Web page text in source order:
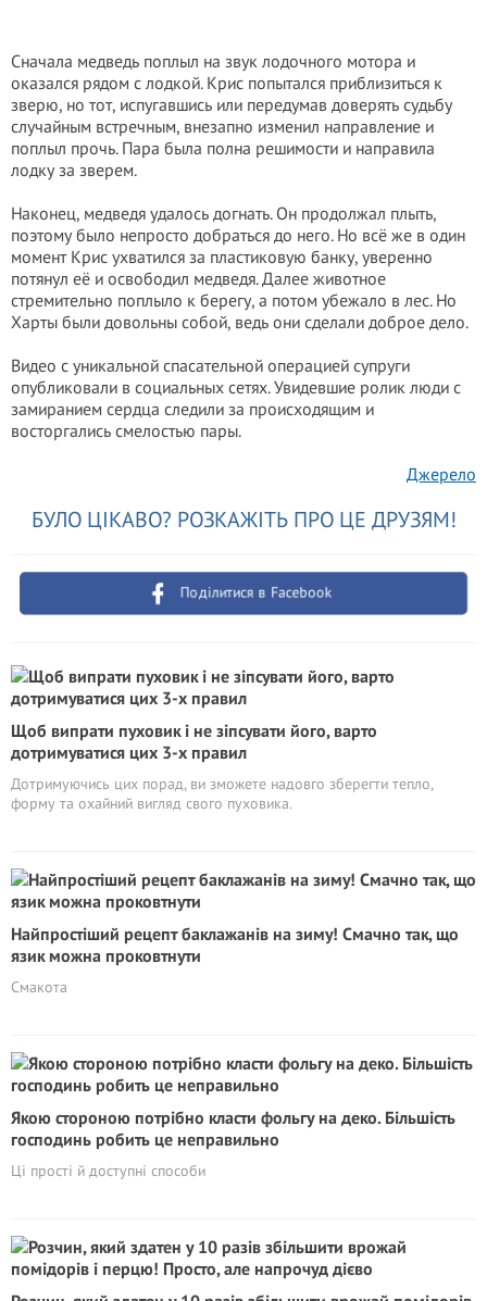
Сначала медведь поплыл на звук лодочного мотора и
оказался рядом с лодкой. Крис попытался приблизиться к
зверю, но тот, испугавшись или передумав доверять судьбу
случайным встречным, внезапно изменил направление и
поплыл прочь. Пара была полна решимости и направила
лодку за зверем.
Наконец, медведя удалось догнать. Он продолжал плыть,
поэтому было непросто добраться до него. Но всё же в один
момент Крис ухватился за пластиковую банку, уверенно
потянул её и освободил медведя. Далее животное
стремительно поплыло к берегу, а потом убежало в лес. Но
Харты были довольны собой, ведь они сделали доброе дело.
Видео с уникальной спасательной операцией супруги
опубликовали в социальных сетях. Увидевшие ролик люди с
замиранием сердца следили за происходящим и
восторгались смелостью пары.
Джерело
БУЛО ЦІКАВО? РОЗКАЖІТЬ ПРО ЦЕ ДРУЗЯМ!
Поділитися в Facebook
Щоб випрати пуховик і не зіпсувати його, варто
дотримуватися цих 3-х правил
Дотримуючись цих порад, ви зможете надовго зберегти тепло,
форму та охайний вигляд свого пуховика.
Найпростіший рецепт баклажанів на зиму! Смачно так, що
язик можна проковтнути
Смакота
Якою стороною потрібно класти фольгу на деко. Більшість
господинь робить це неправильно
Ці прості й доступні способи